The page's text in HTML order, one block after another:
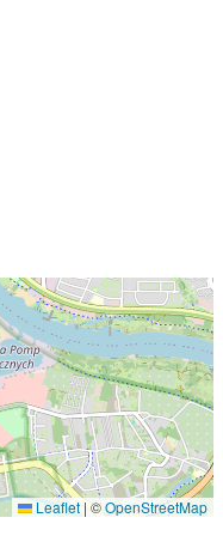
Leaflet |©OpenStreetMap